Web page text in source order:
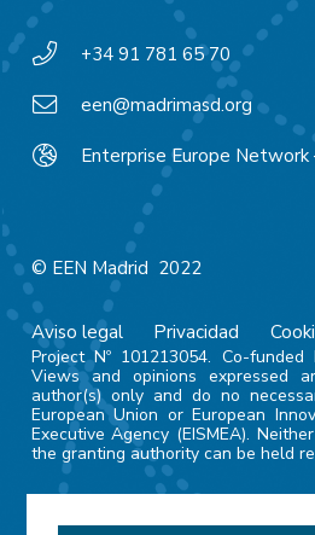
+34 91 781 65 70
een@madrimasd.org
Enterprise Europe Network
© EEN Madrid 2022
Aviso legal Privacidad
Project Nº 101213054. Co-
Views and opinions expressed
author(s) only and do no
European Union or European
Executive Agency (EISMEA).
the granting authority can be held